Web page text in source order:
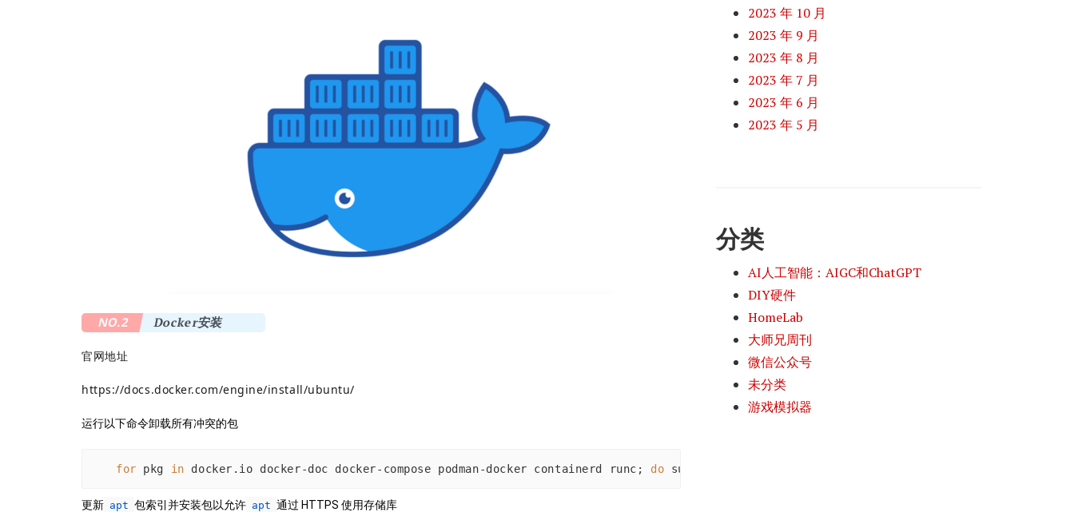
NO.2 Docker安装
官网地址
https://docs.docker.com/engine/install/ubuntu/
运行以下命令卸载所有冲突的包
for pkg in docker.io docker-doc docker-compose podman-docker containerd runc; do sudo apt-get remove
更新 apt 包索引并安装包以允许 apt 通过 HTTPS 使用存储库
2023 年 10 月
2023 年 9 月
2023 年 8 月
2023 年 7 月
2023 年 6 月
2023 年 5 月
分类
AI人工智能：AIGC和ChatGPT
DIY硬件
HomeLab
大师兄周刊
微信公众号
未分类
游戏模拟器